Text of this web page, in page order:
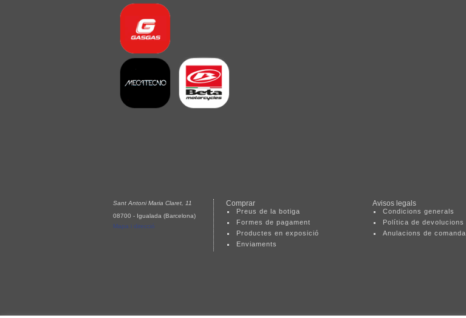
Sant Antoni Maria Claret, 11
08700 - Igualada (Barcelona)
Mapa i direcció
Comprar
Preus de la botiga
Formes de pagament
Productes en exposició
Enviaments
Avisos legals
Condicions generals
Política de devolucions
Anulacions de comanda